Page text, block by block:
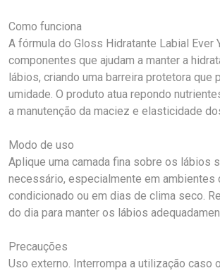
Como funciona
A fórmula do Gloss Hidratante Labial Ever
componentes que ajudam a manter a
lábios, criando uma barreira protetora que
umidade. O produto atua repondo
a manutenção da maciez e elasticidade
Modo de uso
Aplique uma camada fina sobre os lábios
necessário, especialmente em ambientes
condicionado ou em dias de clima seco.
do dia para manter os lábios
Precauções
Uso externo. Interrompa a utilização caso